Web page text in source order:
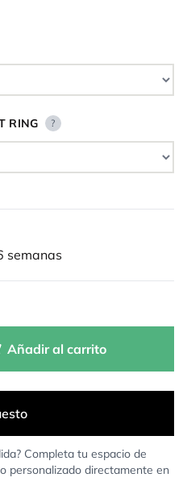
RING ?
semanas
Añadir al carrito
Completa tu espacio de
personalizado directamente en